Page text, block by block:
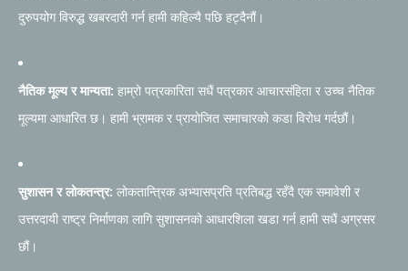
दुरुपयोग विरुद्ध खबरदारी गर्न हामी कहिल्यै पछि हट्दैनौं।
नैतिक मूल्य र मान्यता: हाम्रो पत्रकारिता सधैं पत्रकार आचारसंहिता र उच्च नैतिक
मूल्यमा आधारित छ। हामी भ्रामक र प्रायोजित समाचारको कडा विरोध गर्दछौं।
सुशासन र लोकतन्त्र: लोकतान्त्रिक अभ्यासप्रति प्रतिबद्ध रहँदै एक समावेशी र
उत्तरदायी राष्ट्र निर्माणका लागि सुशासनको आधारशिला खडा गर्न हामी सधैं अग्रसर
छौं।